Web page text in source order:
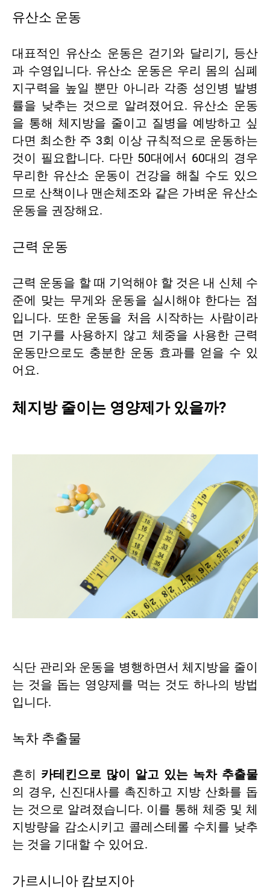
유산소 운동
대표적인 유산소 운동은 걷기와 달리기, 등산
과 수영입니다. 유산소 운동은 우리 몸의 심폐
지구력을 높일 뿐만 아니라 각종 성인병 발병
률을 낮추는 것으로 알려졌어요. 유산소 운동
을 통해 체지방을 줄이고 질병을 예방하고 싶
다면 최소한 주 3회 이상 규칙적으로 운동하는
것이 필요합니다. 다만 50대에서 60대의 경우
무리한 유산소 운동이 건강을 해칠 수도 있으
므로 산책이나 맨손체조와 같은 가벼운 유산소
운동을 권장해요.
근력 운동
근력 운동을 할 때 기억해야 할 것은 내 신체 수
준에 맞는 무게와 운동을 실시해야 한다는 점
입니다. 또한 운동을 처음 시작하는 사람이라
면 기구를 사용하지 않고 체중을 사용한 근력
운동만으로도 충분한 운동 효과를 얻을 수 있
어요.
체지방 줄이는 영양제가 있을까?
식단 관리와 운동을 병행하면서 체지방을 줄이
는 것을 돕는 영양제를 먹는 것도 하나의 방법
입니다.
녹차 추출물
흔히 카테킨으로 많이 알고 있는 녹차 추출물
의 경우, 신진대사를 촉진하고 지방 산화를 돕
는 것으로 알려졌습니다. 이를 통해 체중 및 체
지방량을 감소시키고 콜레스테롤 수치를 낮추
는 것을 기대할 수 있어요.
가르시니아 캄보지아